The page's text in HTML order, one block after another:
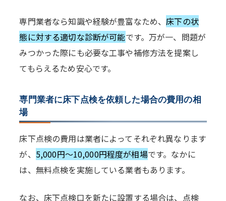
専門業者なら知識や経験が豊富なため、 床下の状
態に対する適切な診断が可能です。万が一、問題が
みつかった際にも必要な工事や補修方法を提案し
てもらえるため安心です。
専門業者に床下点検を依頼した場合の費用の相
場
床下点検の費用は業者によってそれぞれ異なります
が、 5,000円〜10,000円程度が相場です。なかに
は、無料点検を実施している業者もあります。
なお、床下点検口を新たに設置する場合は、点検